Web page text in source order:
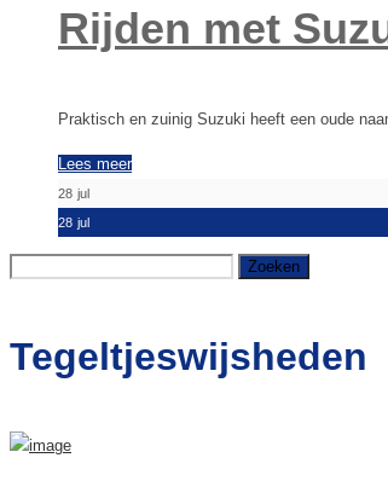
Rijden met
Praktisch en zuinig Suzuki heeft een oude
Lees meer
28 jul
28 jul
Tegeltjeswijsheden